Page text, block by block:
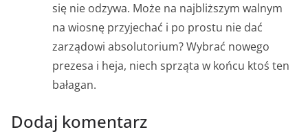
się nie odzywa. Może na najbliższym walnym
na wiosnę przyjechać i po prostu nie dać
zarządowi absolutorium? Wybrać nowego
prezesa i heja, niech sprząta w końcu ktoś ten
bałagan.
Dodaj komentarz